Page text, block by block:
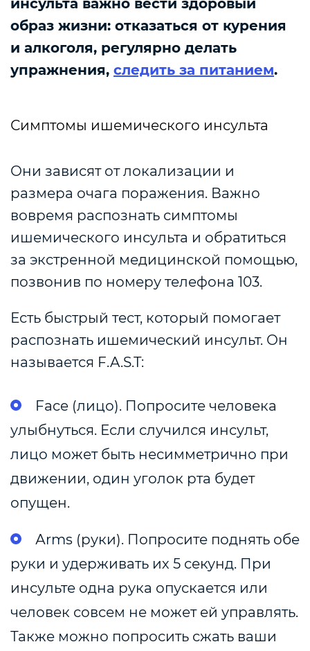
образ жизни: отказаться от курения
и алкоголя, регулярно делать
упражнения, следить за питанием.
Симптомы ишемического инсульта
Они зависят от локализации и
размера очага поражения. Важно
вовремя распознать симптомы
ишемического инсульта и обратиться
за экстренной медицинской помощью,
позвонив по номеру телефона 103.
Есть быстрый тест, который помогает
распознать ишемический инсульт. Он
называется F.A.S.T:
Face (лицо). Попросите человека
улыбнуться. Если случился инсульт,
лицо может быть несимметрично при
движении, один уголок рта будет
опущен.
Аrms (руки). Попросите поднять обе
руки и удерживать их 5 секунд. При
инсульте одна рука опускается или
человек совсем не может ей управлять.
Также можно попросить сжать ваши